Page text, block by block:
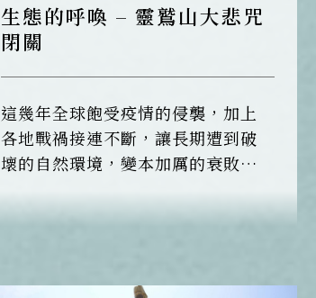
生態的呼喚 – 靈鷲山大悲咒
閉關
這幾年全球飽受疫情的侵襲，加上
各地戰禍接連不斷，讓長期遭到破
壞的自然環境，變本加厲的衰敗，
類自己。